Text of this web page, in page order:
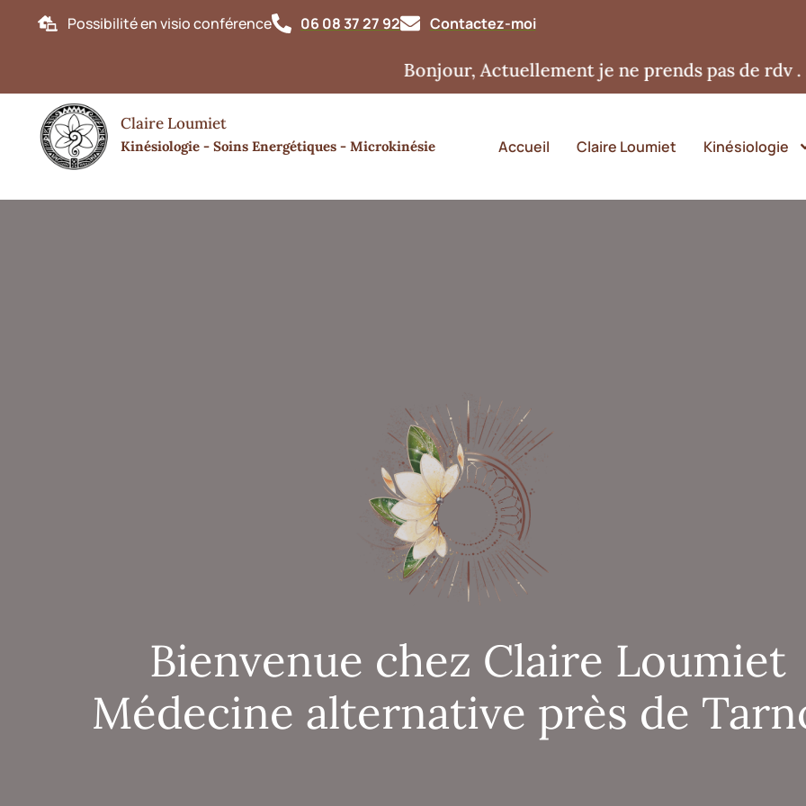
Possibilité en visio conférence 06 08 37 27 92 Contactez-moi
Bonjour, Actuellement je ne prends pas de rdv .
Claire Loumiet
Kinésiologie - Soins Energétiques - Microkinésie Accueil Claire Loumiet Kinésiologie
Bienvenue chez Claire Loumiet
Médecine alternative près de